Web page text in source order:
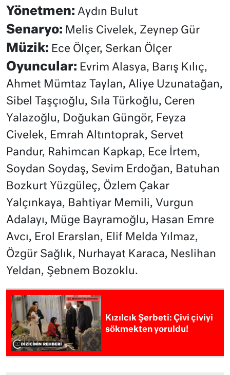
Yönetmen: Aydın Bulut
Senaryo: Melis Civelek, Zeynep Gür
Müzik: Ece Ölçer, Serkan Ölçer
Oyuncular: Evrim Alasya, Barış Kılıç,
Ahmet Mümtaz Taylan, Aliye Uzunatağan,
Sibel Taşçıoğlu, Sıla Türkoğlu, Ceren
Yalazoğlu, Doğukan Güngör, Feyza
Civelek, Emrah Altıntoprak, Servet
Pandur, Rahimcan Kapkap, Ece İrtem,
Soydan Soydaş, Sevim Erdoğan, Batuhan
Bozkurt Yüzgüleç, Özlem Çakar
Yalçınkaya, Bahtiyar Memili, Vurgun
Adalayı, Müge Bayramoğlu, Hasan Emre
Avcı, Erol Erarslan, Elif Melda Yılmaz,
Özgür Sağlık, Nurhayat Karaca, Neslihan
Yeldan, Şebnem Bozoklu.
Kızılcık Şerbeti: Çivi çiviyi
sökmekten yoruldu!